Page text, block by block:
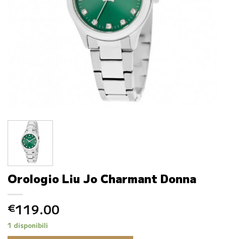
Orologio Liu Jo Charmant Donna
€119.00
1 disponibili